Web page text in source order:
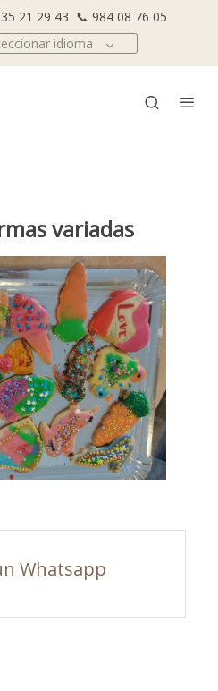
21 29 43 📞 984 08 76 05
idioma
variadas
Whatsapp